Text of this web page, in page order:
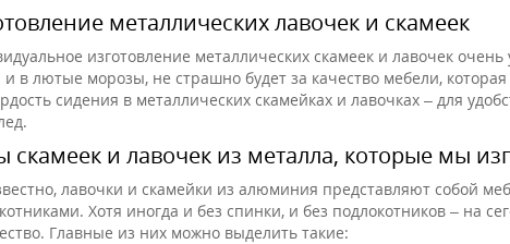
металлических лавочек и скамеек
изготовление металлических скамеек и лавочек
и в лютые морозы, не страшно будет за качество мебели,
сидения в металлических скамейках и лавочках – для
скамеек и лавочек из металла, которые мы
лавочки и скамейки из алюминия представляют собой
Хотя иногда и без спинки, и без подлокотников – на
Главные из них можно выделить такие: